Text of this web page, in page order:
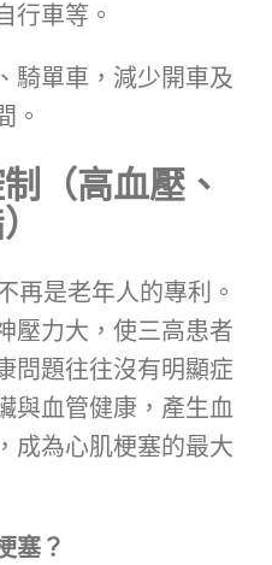
行車等。
騎單車，減少開車及
。
（高血壓、
再是老年人的專利。
壓力大，使三高患者
問題往往沒有明顯症
與血管健康，產生血
成為心肌梗塞的最大
塞？